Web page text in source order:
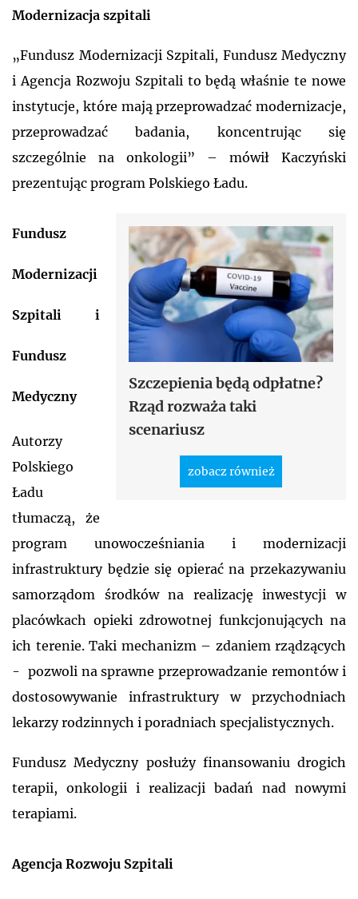
Modernizacja szpitali
„Fundusz Modernizacji Szpitali, Fundusz Medyczny
i Agencja Rozwoju Szpitali to będą właśnie te nowe
instytucje, które mają przeprowadzać modernizacje,
przeprowadzać badania, koncentrując się
szczególnie na onkologii” – mówił Kaczyński
prezentując program Polskiego Ładu.
Szczepienia będą odpłatne?
Rząd rozważa taki
scenariusz
zobacz również
Fundusz
Modernizacji
Szpitali i
Fundusz
Medyczny
Autorzy
Polskiego
Ładu
tłumaczą, że
program unowocześniania i modernizacji
infrastruktury będzie się opierać na przekazywaniu
samorządom środków na realizację inwestycji w
placówkach opieki zdrowotnej funkcjonujących na
ich terenie. Taki mechanizm – zdaniem rządzących
- pozwoli na sprawne przeprowadzanie remontów i
dostosowywanie infrastruktury w przychodniach
lekarzy rodzinnych i poradniach specjalistycznych.
Fundusz Medyczny posłuży finansowaniu drogich
terapii, onkologii i realizacji badań nad nowymi
terapiami.
Agencja Rozwoju Szpitali